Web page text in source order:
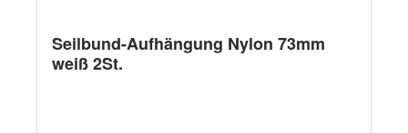
Seilbund-Aufhängung Nylon 73mm
weiß 2St.